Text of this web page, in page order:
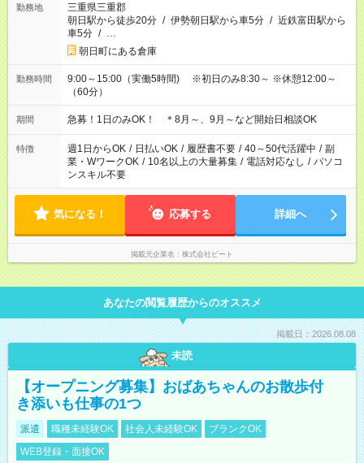
勤務地
三重県三重郡
朝日駅から徒歩20分 / 伊勢朝日駅から車5分 / 近鉄富田駅から
車5分 / …
朝日町にある倉庫
勤務時間
9:00～15:00（実働5時間) ※初日のみ8:30～ ※休憩12:00～
（60分）
期間 急募！1日のみOK！ ＊8月～、9月～など開始日相談OK
特徴 週1日からOK / 日払いOK / 履歴書不要 / 40～50代活躍中 / 副
業・WワークOK / 10名以上の大量募集 / 電話対応なし / パソコ
ンスキル不要
気になる！ 応募する 詳細へ
掲載元企業名 株式会社ビート
あなたの閲覧履歴からのオススメ
掲載日：2026.08.08
未読
【オープニング募集】おばあちゃんのお散歩付
き添いも仕事の1つ
派遣 職種未経験OK 社会人未経験OK
ブランクOK
WEB登録・面接OK